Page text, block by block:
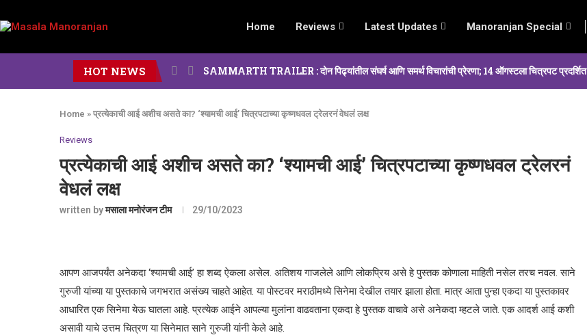
Home Reviews Latest Updates Manoranjan Special
HOT NEWS SAMMARTH TRAILER : दोन पिढ्यांतील संघर्ष आणि समर्थ विचारांची प्रेरणा; 14 ऑगस्टला चित्रपट प्रदर्शित
Home » प्रत्येकाची आई अशीच असते का? ‘श्यामची आई’ चित्रपटाच्या कृष्णधवल ट्रेलरनं वेधलं लक्ष
Reviews
प्रत्येकाची आई अशीच असते का? ‘श्यामची आई’ चित्रपटाच्या कृष्णधवल ट्रेलरनं
वेधलं लक्ष
written byमसाला मनोरंजन टीम 29/10/2023
आपण आजपर्यंत अनेकदा ‘श्यामची आई’ हा शब्द ऐकला असेल. अतिशय गाजलेले आणि लोकप्रिय असे हे पुस्तक कोणाला माहिती नसेल तरच नवल. साने
गुरुजी यांच्या या पुस्तकाचे जगभरात असंख्य चाहते आहेत. या पोस्टवर मराठीमध्ये सिनेमा देखील तयार झाला होता. मात्र आता पुन्हा एकदा या पुस्तकावर
आधारित एक सिनेमा येऊ घातला आहे. प्रत्येक आईने आपल्या मुलांना वाढवताना एकदा हे पुस्तक वाचावे असे अनेकदा म्हटले जाते. एक आदर्श आई कशी
असावी याचे उत्तम चित्रण या सिनेमात साने गुरुजी यांनी केले आहे.